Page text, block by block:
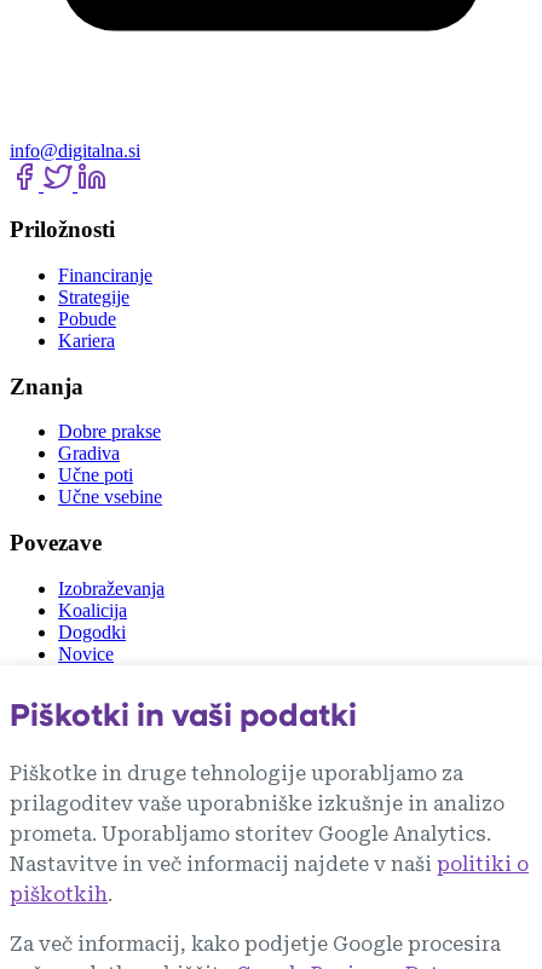
info@digitalna.si
Priložnosti
Financiranje
Strategije
Pobude
Kariera
Znanja
Dobre prakse
Gradiva
Učne poti
Učne vsebine
Povezave
Izobraževanja
Koalicija
Dogodki
Novice
Zunanje povezave
gzs.si
rks.si
zit.si
akos-rs.si
Pri projektu Digitalna znanja in priložnosti
sodelujejo vsi deležniki Slovenske digitalne
Piškotki in vaši podatki
Piškotke in druge tehnologije uporabljamo za
prilagoditev vaše uporabniške izkušnje in analizo
prometa. Uporabljamo storitev Google Analytics.
Nastavitve in več informacij najdete v naši politiki o
piškotkih.
Za več informacij, kako podjetje Google procesira